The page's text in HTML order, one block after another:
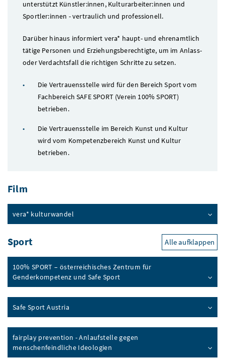
unterstützt Künstler:innen, Kulturarbeiter:innen und
Sportler:innen - vertraulich und professionell.
Darüber hinaus informiert vera* haupt- und ehrenamtlich
tätige Personen und Erziehungsberechtigte, um im Anlass-
oder Verdachtsfall die richtigen Schritte zu setzen.
Die Vertrauensstelle wird für den Bereich Sport vom
Fachbereich SAFE SPORT (Verein 100% SPORT)
betrieben.
Die Vertrauensstelle im Bereich Kunst und Kultur
wird vom Kompetenzbereich Kunst und Kultur
betrieben.
Film
vera* kulturwandel
Sport Alle aufklappen
100% SPORT – österreichisches Zentrum für
Genderkompetenz und Safe Sport
Safe Sport Austria
fairplay prevention - Anlaufstelle gegen
menschenfeindliche Ideologien